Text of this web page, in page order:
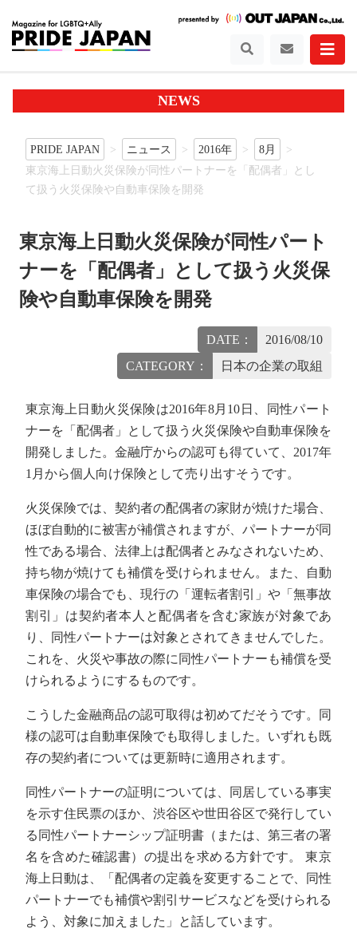
NEWS
PRIDE JAPAN ニュース 2016年
8月
東京海上日動火災保険が同性パートナーを「配偶者」とし
て扱う火災保険や自動車保険を開発
東京海上日動火災保険が同性パート
ナーを「配偶者」として扱う火災保
険や自動車保険を開発
DATE：
2016/08/10
CATEGORY：
日本の企業の取組
東京海上日動火災保険は2016年8月10日、同性パート
ナーを「配偶者」として扱う火災保険や自動車保険を
開発しました。金融庁からの認可も得ていて、2017年
1月から個人向け保険として売り出すそうです。
火災保険では、契約者の配偶者の家財が焼けた場合、
ほぼ自動的に被害が補償されますが、パートナーが同
性である場合、法律上は配偶者とみなされないため、
持ち物が焼けても補償を受けられません。また、自動
車保険の場合でも、現行の「運転者割引」や「無事故
割引」は契約者本人と配偶者を含む家族が対象であ
り、同性パートナーは対象とされてきませんでした。
これを、火災や事故の際に同性パートナーも補償を受
けられるようにするものです。
こうした金融商品の認可取得は初めてだそうです。同
様の認可は自動車保険でも取得しました。いずれも既
存の契約者については更新時に適用されます。
同性パートナーの証明については、同居している事実
を示す住民票のほか、渋谷区や世田谷区で発行してい
る同性パートナーシップ証明書（または、第三者の署
名を含めた確認書）の提出を求める方針です。 東京
海上日動は、「配偶者の定義を変更することで、同性
パートナーでも補償や割引サービスなどを受けられる
よう、対象に加えました」と話しています。